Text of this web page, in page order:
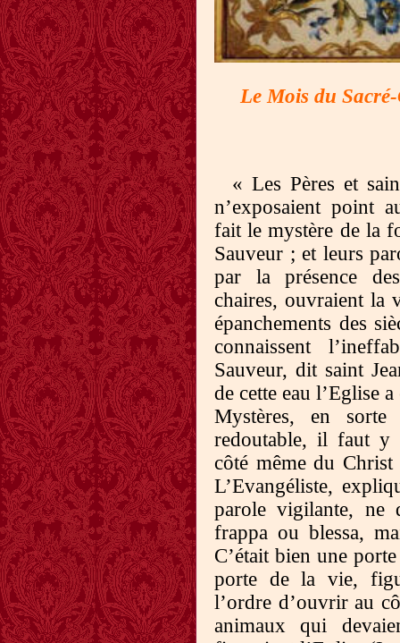
Le Mois du
« Les Pères et
n’exposaient point
fait le mystère de la
Sauveur ; et leurs
par la présence
chaires, ouvraient la
épanchements des
connaissent
Sauveur, dit saint
de cette eau l’Eglise
Mystères, en sorte
redoutable, il faut y
côté même du
L’Evangéliste,
parole vigilante, ne
frappa ou blessa,
C’était bien une
porte de la vie,
l’ordre d’ouvrir au
animaux qui